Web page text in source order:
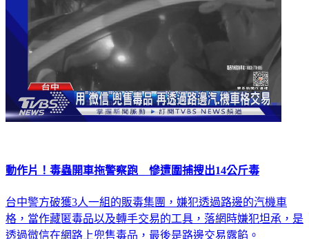
動作片！毒蟲開車拖警察跑 慘遭圍捕搜出14公斤毒
台中警方破獲3人一組的販毒集團，嫌犯透過路邊的汽機車
格，當作藏匿毒品以及轉手交易的工具，落網時嫌犯坦承，是
透過微信在網路上兜售毒品，最後是路邊交易露餡。